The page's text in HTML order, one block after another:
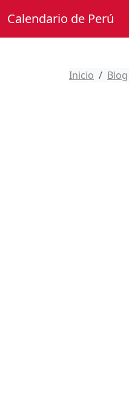
Calendario de Perú
Inicio Blog